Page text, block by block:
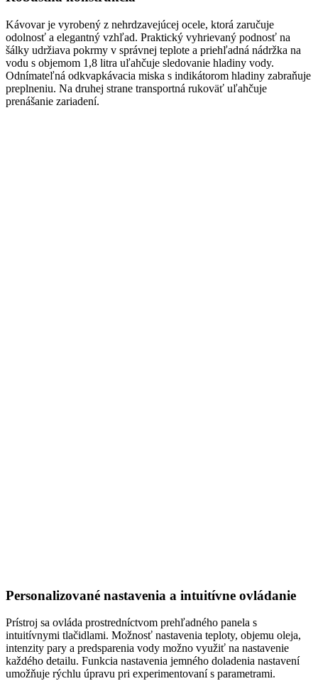
Kávovar je vyrobený z nehrdzavejúcej ocele, ktorá zaručuje
odolnosť a elegantný vzhľad. Praktický vyhrievaný podnosť na
šálky udržiava pokrmy v správnej teplote a priehľadná nádržka na
vodu s objemom 1,8 litra uľahčuje sledovanie hladiny vody.
Odnímateľná odkvapkávacia miska s indikátorom hladiny zabraňuje
preplneniu. Na druhej strane transportná rukoväť uľahčuje
prenášanie zariadení.
Personalizované nastavenia a intuitívne ovládanie
Prístroj sa ovláda prostredníctvom prehľadného panela s
intuitívnymi tlačidlami. Možnosť nastavenia teploty, objemu oleja,
intenzity pary a predsparenia vody možno využiť na nastavenie
každého detailu. Funkcia nastavenia jemného doladenia nastavení
umožňuje rýchlu úpravu pri experimentovaní s parametrami.